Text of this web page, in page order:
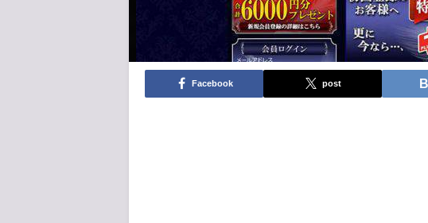
Facebook post